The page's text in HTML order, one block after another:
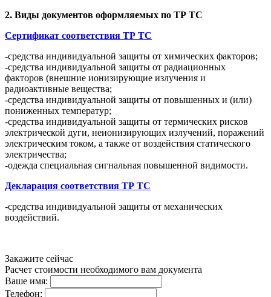
2. Виды документов оформляемых по ТР ТС
Сертификат соответствия ТР ТС
-средства индивидуальной защиты от химических факторов;
-средства индивидуальной защиты от радиационных
факторов (внешние ионизирующие излучения и
радиоактивные вещества;
-средства индивидуальной защиты от повышенных и (или)
пониженных температур;
-средства индивидуальной защиты от термических рисков
электрической дуги, неионизирующих излучений, поражений
электрическим током, а также от воздействия статического
электричества;
-одежда специальная сигнальная повышенной видимости.
Декларация соответствия ТР ТС
-средства индивидуальной защиты от механических
воздействий.
Закажите сейчас
Расчет стоимости необходимого вам документа
Ваше имя:
Телефон: